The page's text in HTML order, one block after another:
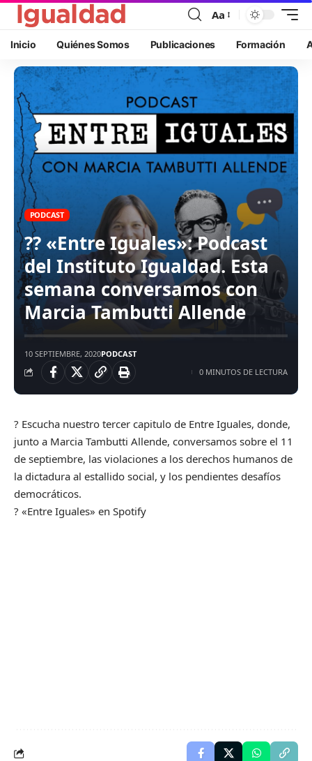
Aa
Inicio Quiénes Somos Publicaciones Formación
PODCAST
?️‍?️ «Entre Iguales»: Podcast
del Instituto Igualdad. Esta
semana conversamos con
Marcia Tambutti Allende
10 SEPTIEMBRE, 2020PODCAST
0 MINUTOS DE LECTURA
? Escucha nuestro tercer capitulo de Entre Iguales, donde,
junto a Marcia Tambutti Allende, conversamos sobre el 11
de septiembre, las violaciones a los derechos humanos de
la dictadura al estallido social, y los pendientes desafíos
democráticos.
? «Entre Iguales» en Spotify